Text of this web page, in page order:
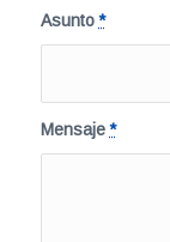
Asunto*
Mensaje*